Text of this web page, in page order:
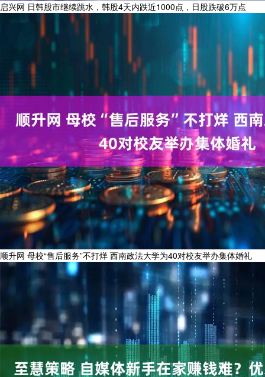
启兴网 日韩股市继续跳水，韩股4天内跌近1000点，日股跌破6万点
顺升网 母校“售后服务”不打烊 西南政法大学为40对校友举办集体婚礼